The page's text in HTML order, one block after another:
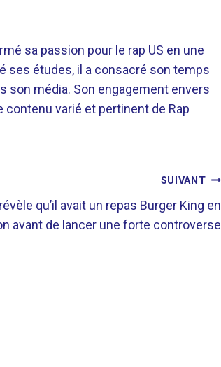
sa passion pour le rap US en une
ses études, il a consacré son temps
son média. Son engagement envers
varié et pertinent de Rap
SUIVANT
qu’il avait un repas Burger King en
avant de lancer une forte controverse